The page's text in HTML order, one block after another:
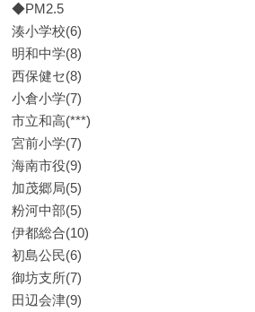
◆PM2.5
湊小学校(6)
明和中学(8)
西保健セ(8)
小倉小学(7)
市立和高(***)
宮前小学(7)
海南市役(9)
加茂郷局(5)
粉河中部(5)
伊都総合(10)
初島公民(6)
御坊支所(7)
田辺会津(9)